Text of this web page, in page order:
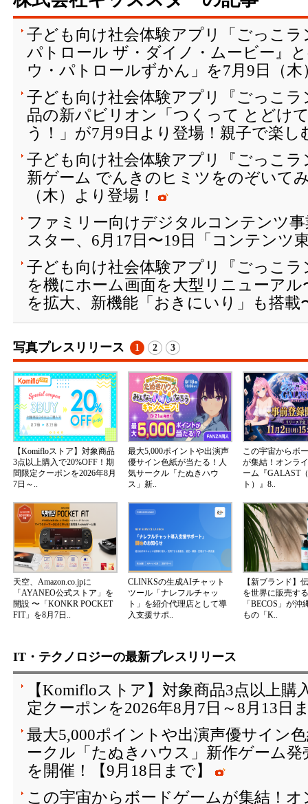
子ども向け社会体験アプリ「ごっこ
パトロール ザ・ダイノ・ムービー』
ウ・パトロールずかん」を7月9日（
子ども向け社会体験アプリ『ごっこ
品の新パビリオン「つくって とどけ
う！」が7月9日より登場！親子で楽し
子ども向け社会体験アプリ『ごっこ
新ゲーム でんきのヒミツをのぞいて
（木）より登場！
ファミリー向けデジタルコンテンツ
スター、6月17日〜19日「コンテンツ
子ども向け社会体験アプリ『ごっこラ
を機にホーム画面を大型リニューア
を拡大、新機能「おきにいり」も搭載
写真プレスリリース 1 2 3
【Komifloストア】対象商品
3点以上購入で20%OFF！期
間限定クーポンを2026年8月
7日～..
最大5,000ポイントや出演声
優サイン色紙が当たる！人
気サークル「たぬきハウ
ス」新..
この宇宙からボ
が集結！オンラ
ーム『GALAST
ト）』8..
天空、Amazon.co.jpに
「AYANEO公式ストア」を
開設 〜「KONKR POCKET
FIT」を8月7日..
CLINKSの生成AIチャット
ツール「ナレフルチャッ
ト」を紹介代理店として導
入支援サポ..
【新ブランド】
を世界に販売す
「BECOS」が沖
もの「K..
IT・テクノロジーの最新プレスリリース
【Komifloストア】対象商品3点以上購
定クーポンを2026年8月7日～8月13日
最大5,000ポイントや出演声優サイン
ークル「たぬきハウス」新作ゲーム
を開催！【9月18日まで】
この宇宙からボードゲームが集結！